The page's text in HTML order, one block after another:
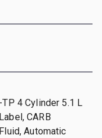
4 Cylinder 5.1 L
CARB
Automatic